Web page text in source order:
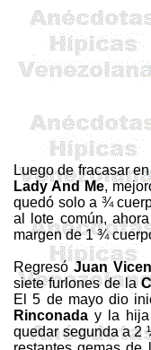
Luego de fracasar
Lady And Me,
quedó solo a ¾
al lote común,
margen de 1 ¾
RegresóJuan
siete furlones de la
El 5 de mayo dio
Rinconada y la
quedar segunda a 2